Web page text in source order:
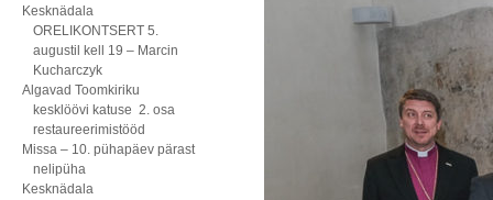
Kesknädala
ORELIKONTSERT 5.
augustil kell 19 – Marcin
Kucharczyk
Algavad Toomkiriku
kesklöövi katuse 2. osa
restaureerimistööd
Missa – 10. pühapäev pärast
nelipüha
Kesknädala